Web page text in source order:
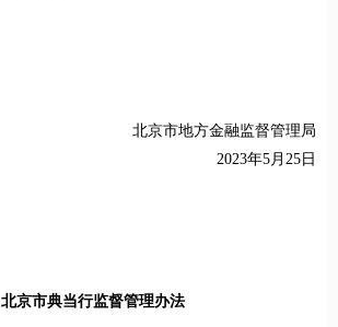
北京市地方金融监督管理局
2023年5月25日
北京市典当行监督管理办法